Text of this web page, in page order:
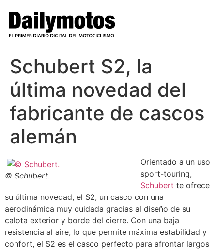
contenido
Schubert S2, la
última novedad del
fabricante de cascos
alemán
© Schubert.
Orientado a un uso
sport-touring,
Schubert te ofrece
su última novedad, el S2, un casco con una
aerodinámica muy cuidada gracias al diseño de su
calota exterior y borde del cierre. Con una baja
resistencia al aire, lo que permite máxima estabilidad y
confort, el S2 es el casco perfecto para afrontar largos